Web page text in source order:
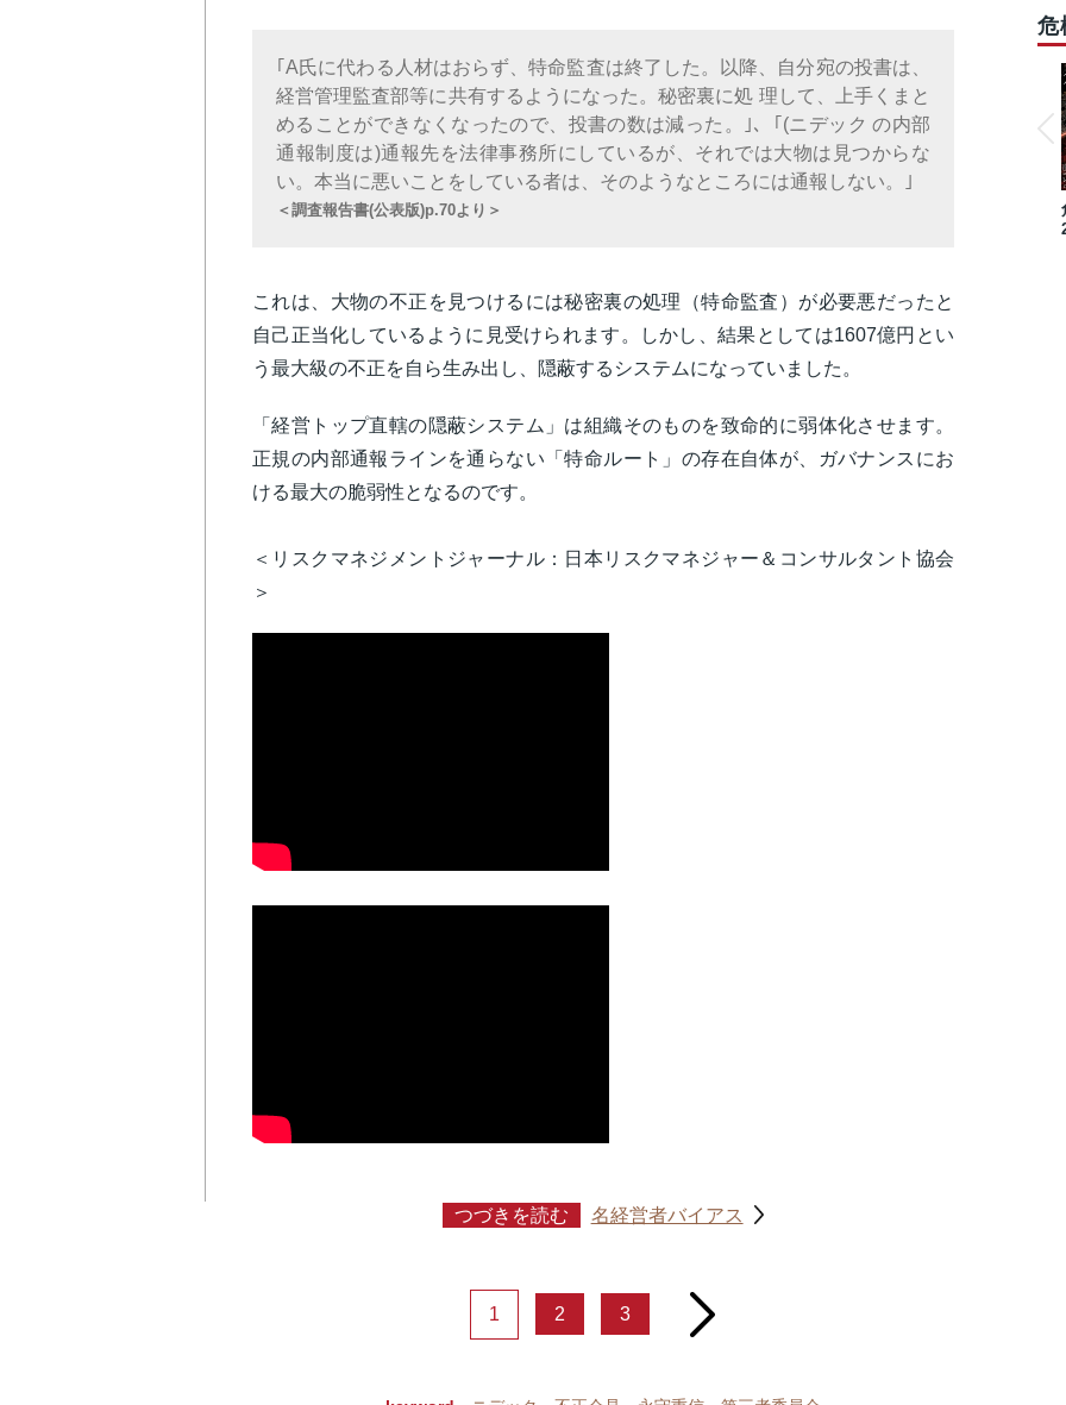
｢A氏に代わる人材はおらず、特命監査は終了した。以降、自分宛の投書は、
経営管理監査部等に共有するようになった。秘密裏に処 理して、上手くまと
めることができなくなったので、投書の数は減った。｣、｢(ニデック の内部
通報制度は)通報先を法律事務所にしているが、それでは大物は見つからな
い。本当に悪いことをしている者は、そのようなところには通報しない。｣
＜調査報告書(公表版)p.70より＞
これは、大物の不正を見つけるには秘密裏の処理（特命監査）が必要悪だったと
自己正当化しているように見受けられます。しかし、結果としては1607億円とい
う最大級の不正を自ら生み出し、隠蔽するシステムになっていました。
「経営トップ直轄の隠蔽システム」は組織そのものを致命的に弱体化させます。
正規の内部通報ラインを通らない「特命ルート」の存在自体が、ガバナンスにお
ける最大の脆弱性となるのです。
＜リスクマネジメントジャーナル：日本リスクマネジャー＆コンサルタント協会
＞
つづきを読む 名経営者バイアス
1 2 3 next
危